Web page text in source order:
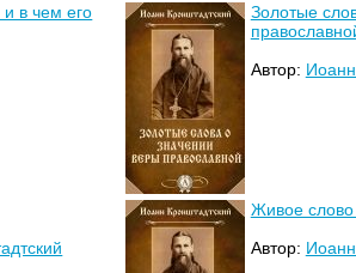
и в чем его
Золотые
Автор:
Живое слово
Автор: